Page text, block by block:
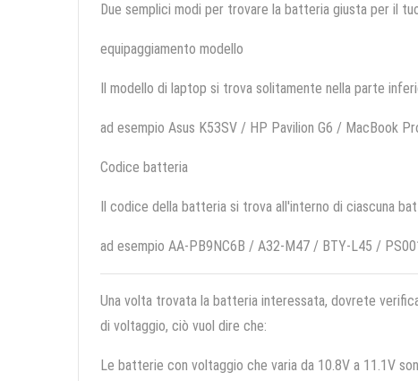
Due semplici modi per trovare la batteria giusta per il
equipaggiamento modello
Il modello di laptop si trova solitamente nella parte
ad esempio Asus K53SV / HP Pavilion G6 / MacBook
Codice batteria
Il codice della batteria si trova all'interno di ciascuna
ad esempio AA-PB9NC6B / A32-M47 / BTY-L45 /
Una volta trovata la batteria interessata, dovrete
di voltaggio, ciò vuol dire che:
Le batterie con voltaggio che varia da 10.8V a 11.1V